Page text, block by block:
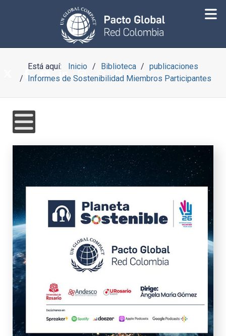
Está aquí: Inicio Biblioteca
publicaciones
Informes de Sostenibilidad Miembros Participantes